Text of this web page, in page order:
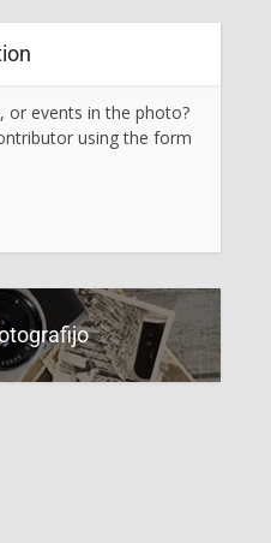
or events in the photo?
using the form